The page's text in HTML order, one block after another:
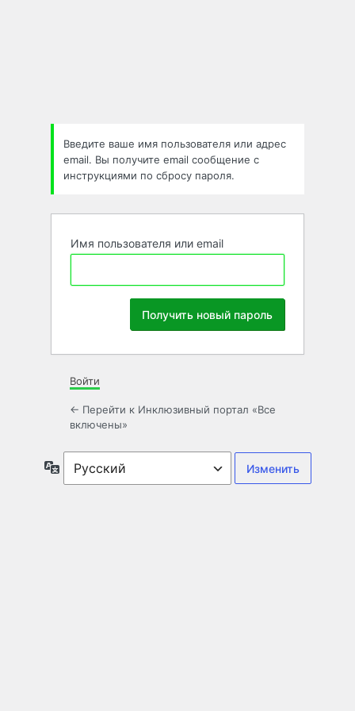
Введите ваше имя пользователя или адрес
email. Вы получите email сообщение с
инструкциями по сбросу пароля.
Имя пользователя или email
Войти
← Перейти к Инклюзивный портал «Все
включены»
Язык